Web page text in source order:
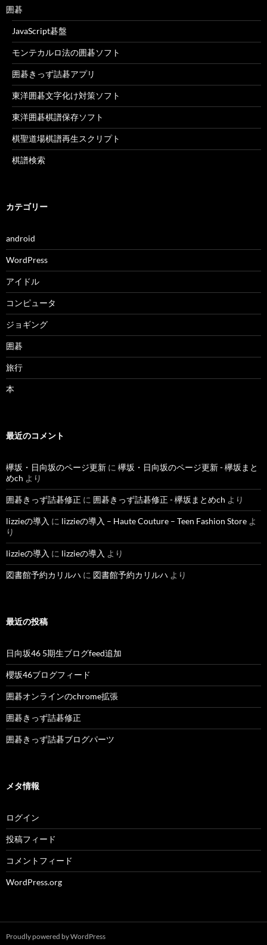
囲碁
JavaScript碁盤
モンテカルロ法の囲碁ソフト
囲碁きっず詰碁アプリ
東洋囲碁文字化け対策ソフト
東洋囲碁棋譜保存ソフト
棋聖道場棋譜再生スクリプト
棋譜検索
カテゴリー
android
WordPress
アイドル
コンピュータ
ジョギング
囲碁
旅行
本
最近のコメント
欅坂・日向坂のページ更新 に 欅坂・日向坂のページ更新 - 欅坂まと
めch より
囲碁きっず詰碁修正 に 囲碁きっず詰碁修正 - 欅坂まとめch より
lizzieの導入 に lizzieの導入 – Haute Couture – Teen Fashion Store よ
り
lizzieの導入 に lizzieの導入 より
図書館予約カリルハ に 図書館予約カリルハ より
最近の投稿
日向坂46 5期生ブログfeed追加
櫻坂46ブログフィード
囲碁オンラインのchrome拡張
囲碁きっず詰碁修正
囲碁きっず詰碁ブログパーツ
メタ情報
ログイン
投稿フィード
コメントフィード
WordPress.org
Proudly powered by WordPress